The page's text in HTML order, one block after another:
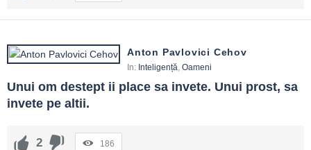
Anton Pavlovici Cehov
In: Inteligență Oameni
Unui om destept ii place sa invete. Unui prost, sa
invete pe altii.
2 186